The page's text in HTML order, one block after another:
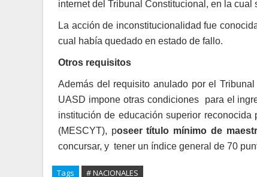
internet del Tribunal Constitucional, en la
La acción de inconstitucionalidad fue
cual había quedado en estado de fallo.
Otros requisitos
Además del requisito anulado por el
UASD impone otras condiciones para el
institución de educación superior
(MESCYT), poseer título mínimo de
concursar, y tener un índice general de 70
Tags # NACIONALES